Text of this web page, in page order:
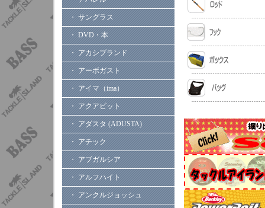
・ サングラス
・ DVD・本
・ アカシブランド
・ アーボガスト
・ アイマ（ima）
・ アクアビット
・ アダスタ (ADUSTA)
・ アチック
・ アブガルシア
・ アルフハイト
・ アンクルジョッシュ